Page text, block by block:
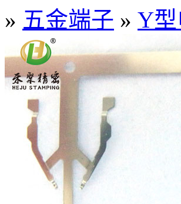
» 五金端子 » Y